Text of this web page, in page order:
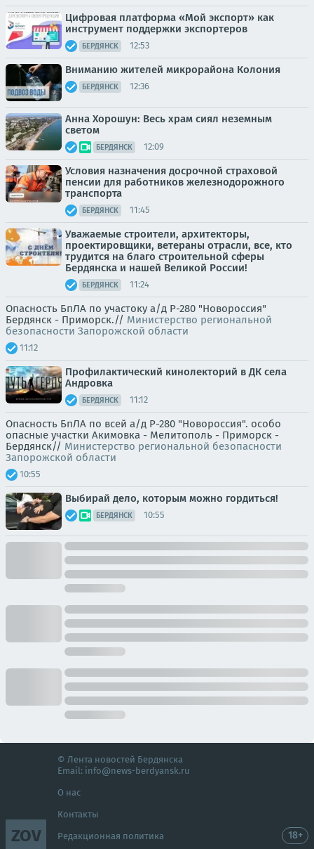
Цифровая платформа «Мой экспорт» как
инструмент поддержки экспортеров
БЕРДЯНСК 12:53
Вниманию жителей микрорайона Колония
БЕРДЯНСК 12:36
Анна Хорошун: Весь храм сиял неземным
светом
БЕРДЯНСК 12:09
Условия назначения досрочной страховой
пенсии для работников железнодорожного
транспорта
БЕРДЯНСК 11:45
Уважаемые строители, архитекторы,
проектировщики, ветераны отрасли, все, кто
трудится на благо строительной сферы
Бердянска и нашей Великой России!
БЕРДЯНСК 11:24
Опасность БпЛА по участоку а/д Р-280 "Новороссия"
Бердянск - Приморск.// Министерство региональной
безопасности Запорожской области
11:12
Профилактический кинолекторий в ДК села
Андровка
БЕРДЯНСК 11:12
Опасность БпЛА по всей а/д Р-280 "Новороссия". особо
опасные участки Акимовка - Мелитополь - Приморск -
Бердянск// Министерство региональной безопасности
Запорожской области
10:55
Выбирай дело, которым можно гордиться!
БЕРДЯНСК 10:55
ZOV
© Лента новостей Бердянска
Email: info@news-berdyansk.ru
О нас
Контакты
Редакционная политика 18+